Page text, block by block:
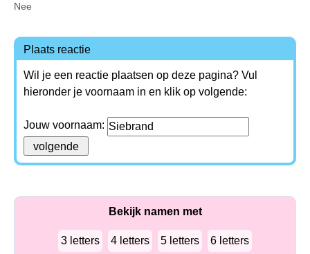
Nee
Plaats reactie
Wil je een reactie plaatsen op deze pagina? Vul
hieronder je voornaam in en klik op volgende:
Jouw voornaam:
Bekijk namen met
3 letters 4 letters 5 letters 6 letters